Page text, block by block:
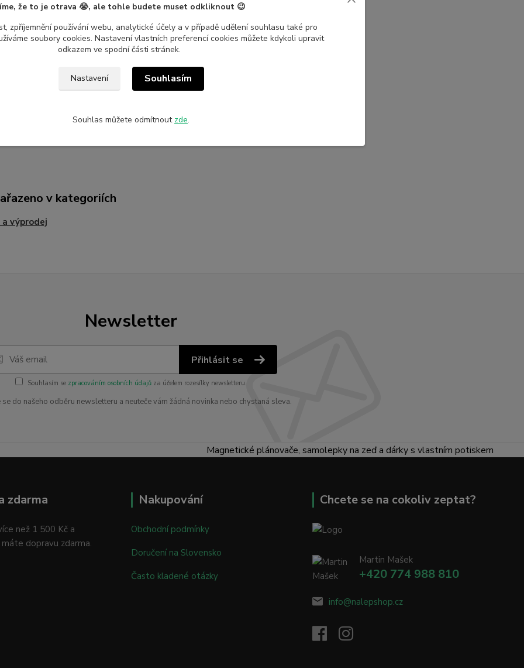
v kategoriích
a výprodej
Newsletter
Přihlásit se
Souhlasím se zpracováním osobních údajů za účelem rozesílky newsletteru.
se do našeho odběru newsletteru a neuteče vám žádná novinka nebo chystaná sleva.
Magnetické plánovače, samolepky na zeď a dárky s vlastním potiskem
zdarma
než 1 500 Kč a
dopravu zdarma.
Nakupování
Obchodní podmínky
Doručení na Slovensko
Často kladené otázky
Chcete se na cokoliv zeptat?
Martin Mašek
+420 774 988 810
info@nalepshop.cz
že to je otrava 😭, ale tohle budete muset odkliknout 😉
zpříjemnění používání webu, analytické účely a v případě udělení souhlasu také pro
soubory cookies. Nastavení vlastních preferencí cookies můžete kdykoli upravit
odkazem ve spodní části stránek.
Nastavení Souhlasím
Souhlas můžete odmítnout zde.